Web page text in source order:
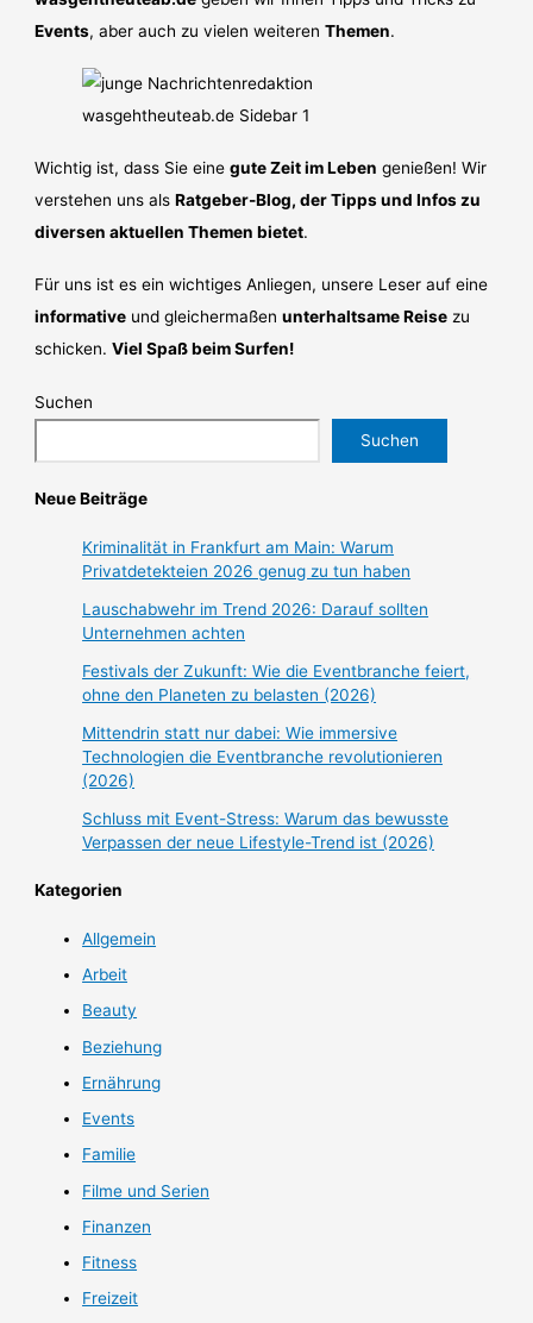
Events, aber auch zu vielen weiterenThemen.
Wichtig ist, dass Sie einegute Zeit im Leben genießen! Wir
verstehen uns alsRatgeber-Blog, der Tipps und Infos zu
diversen aktuellen Themen bietet.
Für uns ist es ein wichtiges Anliegen, unsere Leser auf eine
informative und gleichermaßenunterhaltsame Reise zu
schicken.Viel Spaß beim Surfen!
Suchen
Suchen
Neue Beiträge
Kriminalität in Frankfurt am Main: Warum
Privatdetekteien 2026 genug zu tun haben
Lauschabwehr im Trend 2026: Darauf sollten
Unternehmen achten
Festivals der Zukunft: Wie die Eventbranche feiert,
ohne den Planeten zu belasten (2026)
Mittendrin statt nur dabei: Wie immersive
Technologien die Eventbranche revolutionieren
(2026)
Schluss mit Event-Stress: Warum das bewusste
Verpassen der neue Lifestyle-Trend ist (2026)
Kategorien
Allgemein
Arbeit
Beauty
Beziehung
Ernährung
Events
Familie
Filme und Serien
Finanzen
Fitness
Freizeit